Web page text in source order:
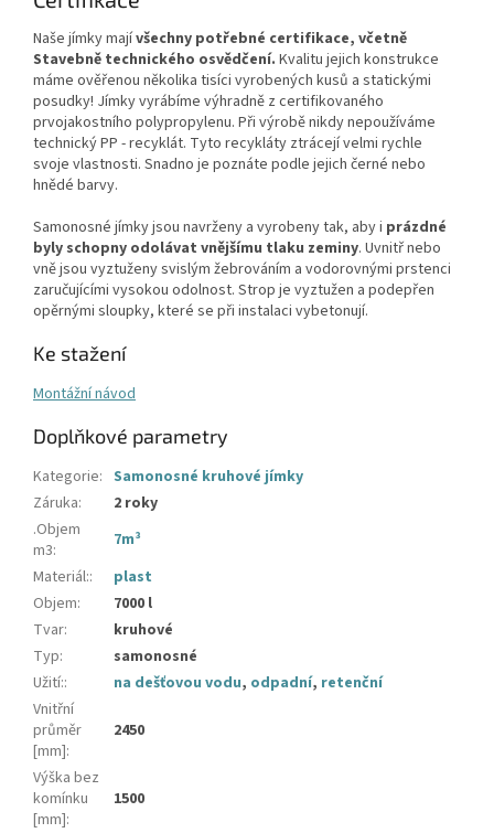
Naše jímky majívšechny potřebné certifikace, včetně
Stavebně technického osvědčení. Kvalitu jejich konstrukce
máme ověřenou několika tisíci vyrobených kusů a statickými
posudky! Jímky vyrábíme výhradně z certifikovaného
prvojakostního polypropylenu. Při výrobě nikdy nepoužíváme
technický PP - recyklát. Tyto recykláty ztrácejí velmi rychle
svoje vlastnosti. Snadno je poznáte podle jejich černé nebo
hnědé barvy.
Samonosné jímky jsou navrženy a vyrobeny tak, aby i prázdné
byly schopny odolávat vnějšímu tlaku zeminy. Uvnitř nebo
vně jsou vyztuženy svislým žebrováním a vodorovnými prstenci
zaručujícími vysokou odolnost. Strop je vyztužen a podepřen
opěrnými sloupky, které se při instalaci vybetonují.
Ke stažení
Montážní návod
Doplňkové parametry
Kategorie: Samonosné kruhové jímky
Záruka:
2 roky
.Objem
m3:
7m³
Materiál::
plast
Objem:
7000 l
Tvar:
kruhové
Typ:
samonosné
Užití:: na dešťovou vodu, odpadní, retenční
Vnitřní
průměr
[mm]:
2450
Výška bez
komínku
[mm]:
1500